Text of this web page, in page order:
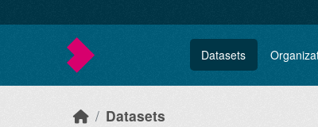
Datasets
Datasets